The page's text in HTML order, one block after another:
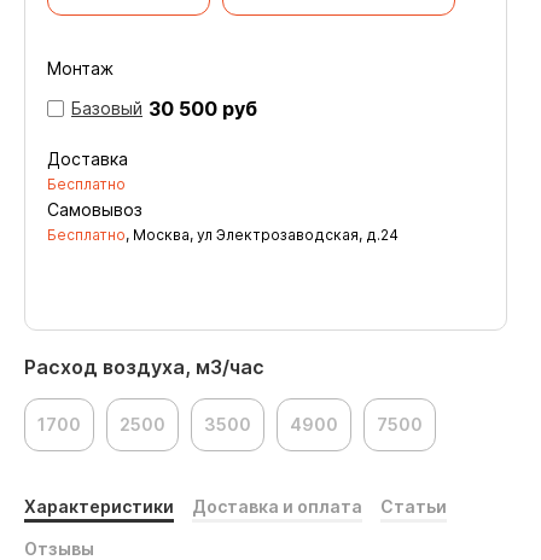
Расход воздуха, м3/час
1700 2500 3500 4900 7500
Монтаж
Базовый 30 500 руб
Доставка
Бесплатно
Самовывоз
Бесплатно, Москва, ул Электрозаводская, д.24
Характеристики Доставка и оплата Статьи
Отзывы